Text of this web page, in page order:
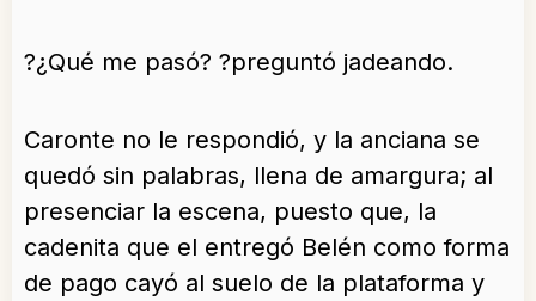
?¿Qué me pasó? ?preguntó jadeando.
Caronte no le respondió, y la anciana se
quedó sin palabras, llena de amargura; al
presenciar la escena, puesto que, la
cadenita que el entregó Belén como forma
de pago cayó al suelo de la plataforma y